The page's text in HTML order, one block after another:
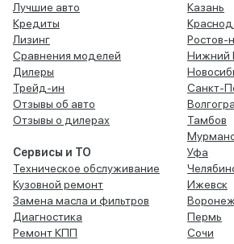
Лучшие авто
Кредиты
Лизинг
Сравнения моделей
Дилеры
Трейд-ин
Отзывы об авто
Отзывы о дилерах
Сервисы и ТО
Техническое обслуживание
Кузовной ремонт
Замена масла и фильтров
Диагностика
Ремонт КПП
Казань
Ростов-
Нижний
Санкт-
Тамбов
Уфа
Ижевск
Воронеж
Пермь
Сочи